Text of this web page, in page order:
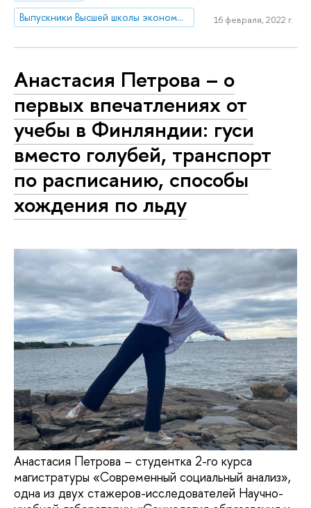
Выпускники Высшей школы экономики в Санкт-Петербурге
16 февраля, 2022 г.
Анастасия Петрова – о
первых впечатлениях от
учебы в Финляндии: гуси
вместо голубей, транспорт
по расписанию, способы
хождения по льду
Анастасия Петрова – студентка 2-го курса
магистратуры «Современный социальный анализ»,
одна из двух стажеров-исследователей Научно-